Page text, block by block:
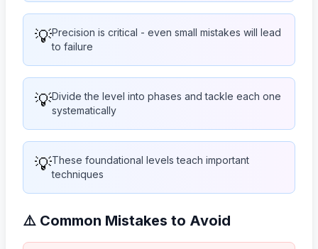
💡Precision is critical - even small mistakes will lead
to failure
💡Divide the level into phases and tackle each one
systematically
💡These foundational levels teach important
techniques
⚠️ Common Mistakes to Avoid